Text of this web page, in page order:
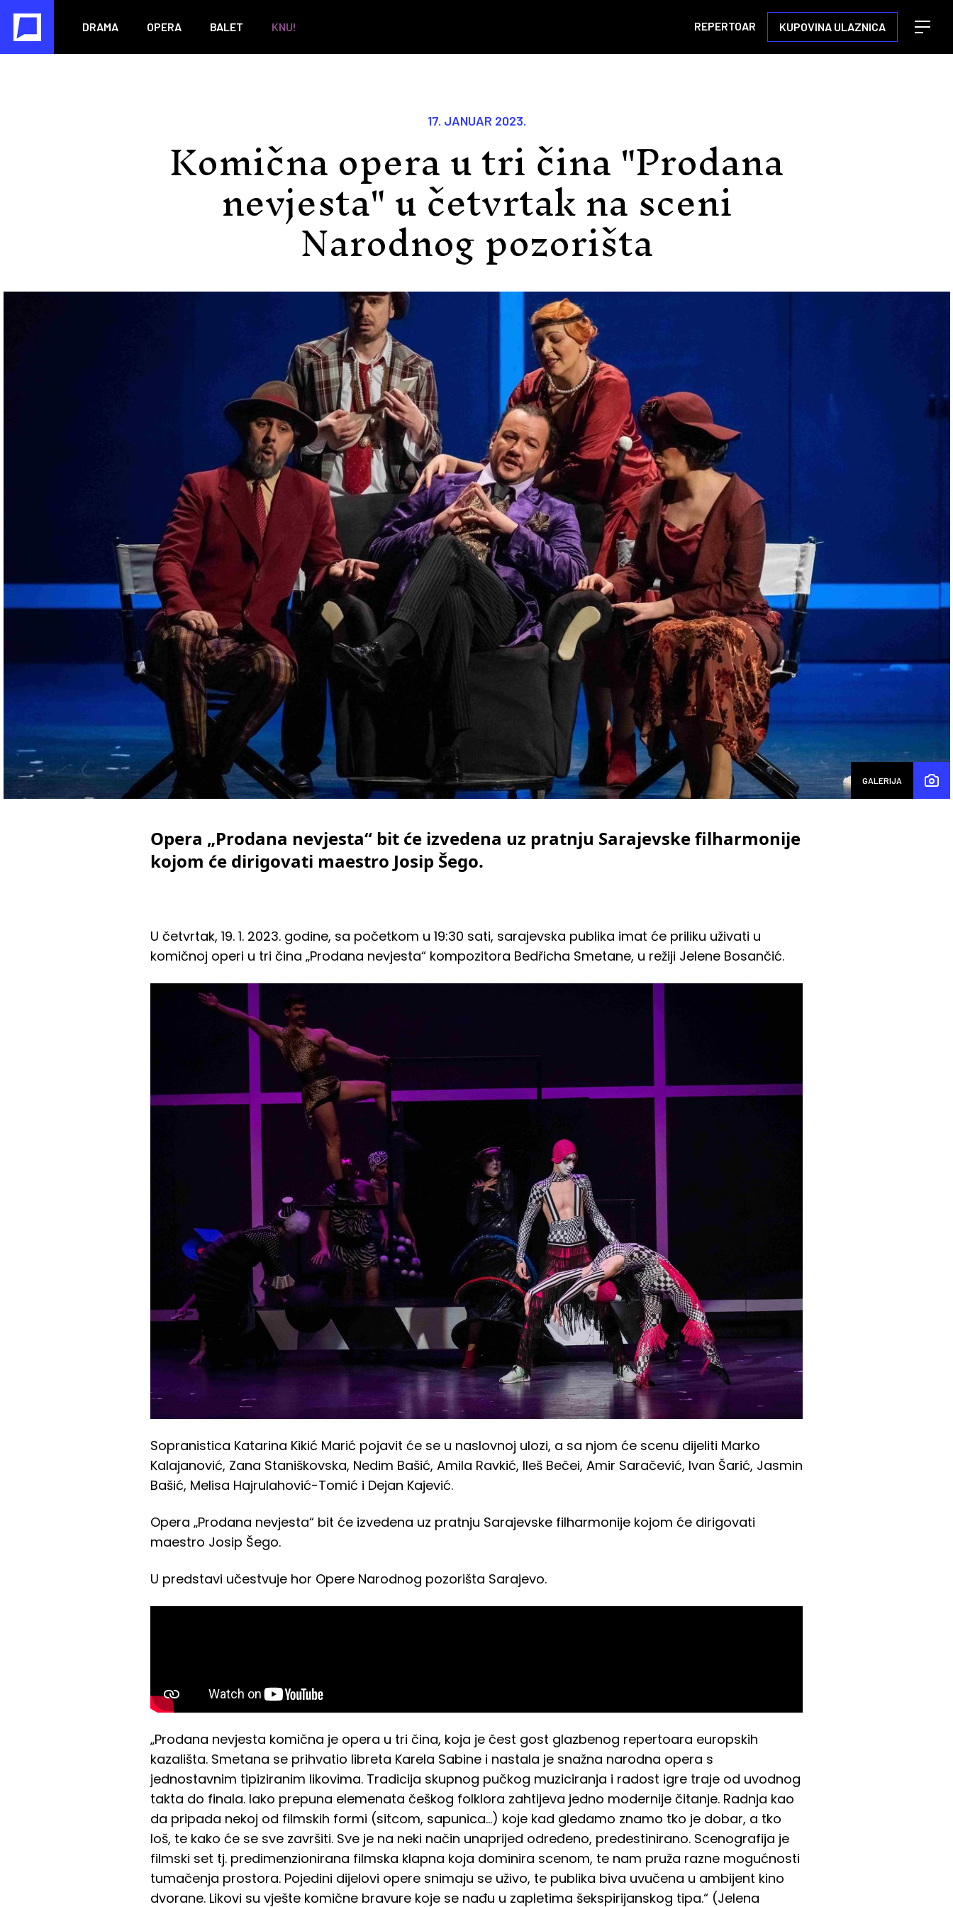
DRAMA OPERA BALET KNU! REPERTOAR KUPOVINA ULAZNICA
Open
17. JANUAR 2023.
Komična opera u tri čina "Prodana
nevjesta" u četvrtak na sceni
Narodnog pozorišta
GALERIJA
Opera „Prodana nevjesta“ bit će izvedena uz pratnju Sarajevske filharmonije
kojom će dirigovati maestro Josip Šego.
U četvrtak, 19. 1. 2023. godine, sa početkom u 19:30 sati, sarajevska publika imat će priliku uživati u
komičnoj operi u tri čina „Prodana nevjesta“ kompozitora Bedřicha Smetane, u režiji Jelene Bosančić.
Sopranistica Katarina Kikić Marić pojavit će se u naslovnoj ulozi, a sa njom će scenu dijeliti Marko
Kalajanović, Zana Staniškovska, Nedim Bašić, Amila Ravkić, Ileš Bečei, Amir Saračević, Ivan Šarić, Jasmin
Bašić, Melisa Hajrulahović-Tomić i Dejan Kajević.
Opera „Prodana nevjesta“ bit će izvedena uz pratnju Sarajevske filharmonije kojom će dirigovati
maestro Josip Šego.
U predstavi učestvuje hor Opere Narodnog pozorišta Sarajevo.
„Prodana nevjesta komična je opera u tri čina, koja je čest gost glazbenog repertoara europskih
kazališta. Smetana se prihvatio libreta Karela Sabine i nastala je snažna narodna opera s
jednostavnim tipiziranim likovima. Tradicija skupnog pučkog muziciranja i radost igre traje od uvodnog
takta do finala. Iako prepuna elemenata češkog folklora zahtijeva jedno modernije čitanje. Radnja kao
da pripada nekoj od filmskih formi (sitcom, sapunica…) koje kad gledamo znamo tko je dobar, a tko
loš, te kako će se sve završiti. Sve je na neki način unaprijed određeno, predestinirano. Scenografija je
filmski set tj. predimenzionirana filmska klapna koja dominira scenom, te nam pruža razne mogućnosti
tumačenja prostora. Pojedini dijelovi opere snimaju se uživo, te publika biva uvučena u ambijent kino
dvorane. Likovi su vješte komične bravure koje se nađu u zapletima šekspirijanskog tipa.“ (Jelena